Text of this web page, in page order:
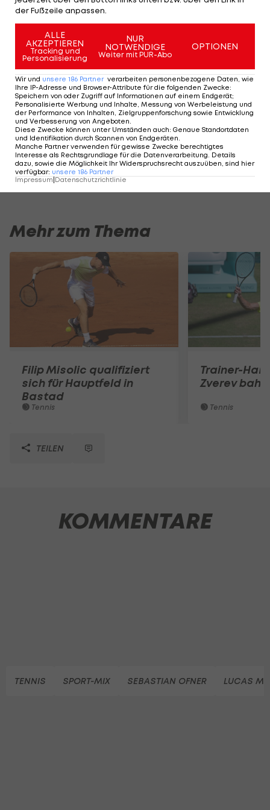
Haas verletzungsbedingt absagen. Die an zwei
gesetzte Julia Grabher spielt gegen Betina
Stummer oder Veronika Bokor. Pro-Series-Siegerin
Mira Antonitsch, an drei gereiht, spielt gegen
Nadja Ramskogler oder Alina Michalitsch.
Hier geht's zu den LIVE-Streams>>>
Der legendäre Durchmarsch des FC
Wacker Tirol I #Zwarakonferenz History
Zwarakonferenz
Am Stammtisch
Christopher Knett
Stammtisch
Mehr zum Thema
Filip Misolic qualifiziert
sich für Hauptfeld in
Bastad
Tennis
Trainer-
Zverev
Tennis
TEILEN
KOMMENTARE
TENNIS SPORT-MIX SEBASTIAN OFNER LUCAS
der Fußzeile anpassen.
ALLE
AKZEPTIEREN
Tracking und
Personalisierung
NUR
NOTWENDIGE
Weiter mit PUR-Abo
OPTIONEN
Wir und unsere 186 Partner verarbeiten personenbezogene Daten, wie
Ihre IP-Adresse und Browser-Attribute für die folgenden Zwecke:
Speichern von oder Zugriff auf Informationen auf einem Endgerät;
Personalisierte Werbung und Inhalte, Messung von Werbeleistung und
der Performance von Inhalten, Zielgruppenforschung sowie Entwicklung
und Verbesserung von Angeboten
Diese Zwecke können unter Umständen auch: Genaue Standortdaten
und Identifikation durch Scannen von Endgeräten
Manche Partner verwenden für gewisse Zwecke berechtigtes
Interesse als Rechtsgrundlage für die Datenverarbeitung. Details
dazu, sowie die Möglichkeit Ihr Widerspruchsrecht auszuüben, sind hier
verfügbar: unsere 186 Partner
Impressum|Datenschutzrichtlinie